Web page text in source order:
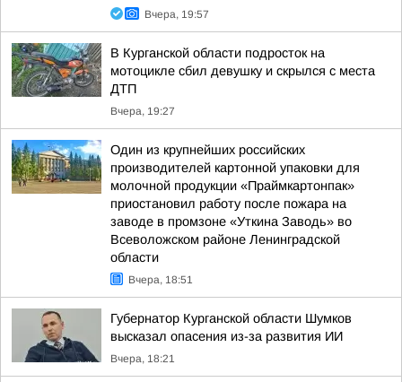
Вчера, 19:57
В Курганской области подросток на
мотоцикле сбил девушку и скрылся с места
ДТП
Вчера, 19:27
Один из крупнейших российских
производителей картонной упаковки для
молочной продукции «Праймкартонпак»
приостановил работу после пожара на
заводе в промзоне «Уткина Заводь» во
Всеволожском районе Ленинградской
области
Вчера, 18:51
Губернатор Курганской области Шумков
высказал опасения из-за развития ИИ
Вчера, 18:21